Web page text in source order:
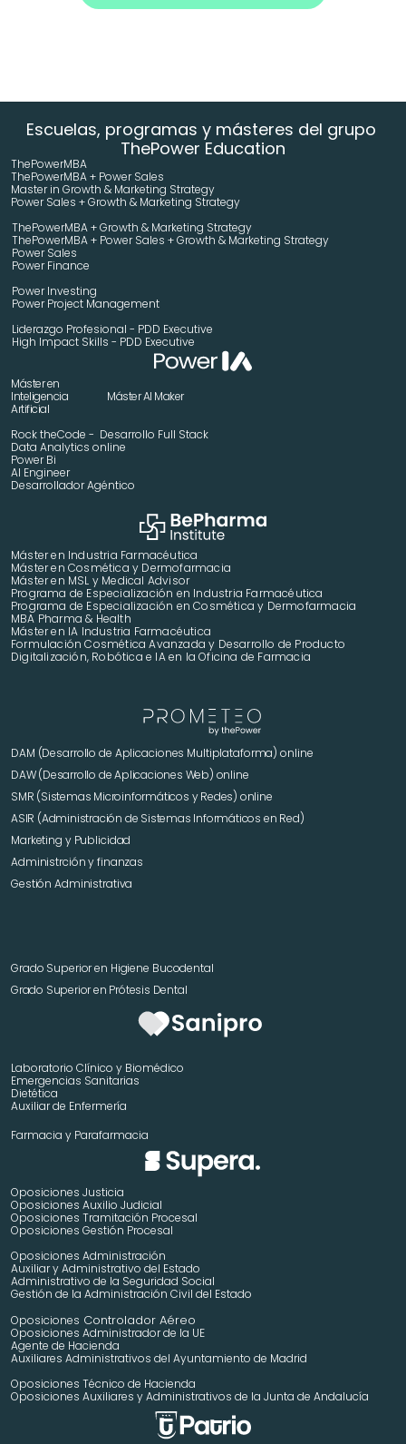
Escuelas, programas y másteres del grupo
ThePower Education
ThePowerMBA
ThePowerMBA + Power Sales
Master in Growth & Marketing Strategy
Power Sales + Growth & Marketing Strategy
ThePowerMBA + Growth & Marketing Strategy
ThePowerMBA + Power Sales + Growth & Marketing Strategy
Power Sales
Power Finance
Power Investing
Power Project Management
Liderazgo Profesional - PDD Executive
High Impact Skills - PDD Executive
Máster en
Inteligencia
Artificial
Máster AI Maker
Rock theCode -  Desarrollo Full Stack
Data Analytics online
Power Bi
AI Engineer
Desarrollador Agéntico
Máster en Industria Farmacéutica
Máster en Cosmética y Dermofarmacia
Máster en MSL y Medical Advisor
Programa de Especialización en Industria Farmacéutica
Programa de Especialización en Cosmética y Dermofarmacia
MBA Pharma & Health
Máster en IA Industria Farmacéutica
Formulación Cosmética Avanzada y Desarrollo de Producto
Digitalización, Robótica e IA en la Oficina de Farmacia
DAM (Desarrollo de Aplicaciones Multiplataforma) online
DAW (Desarrollo de Aplicaciones Web) online
SMR (Sistemas Microinformáticos y Redes) online
ASIR (Administración de Sistemas Informáticos en Red)
Marketing y Publicidad
Administrción y finanzas
Gestión Administrativa
Grado Superior en Higiene Bucodental
Grado Superior en Prótesis Dental
Laboratorio Clínico y Biomédico
Emergencias Sanitarias
Dietética
Auxiliar de Enfermería
Farmacia y Parafarmacia
Oposiciones Justicia
Oposiciones Auxilio Judicial
Oposiciones Tramitación Procesal
Oposiciones Gestión Procesal
Oposiciones Administración
Auxiliar y Administrativo del Estado
Administrativo de la Seguridad Social
Gestión de la Administración Civil del Estado
Oposiciones Controlador Aéreo
Oposiciones Administrador de la UE
Agente de Hacienda
Auxiliares Administrativos del Ayuntamiento de Madrid
Oposiciones Técnico de Hacienda
Oposiciones Auxiliares y Administrativos de la Junta de Andalucía